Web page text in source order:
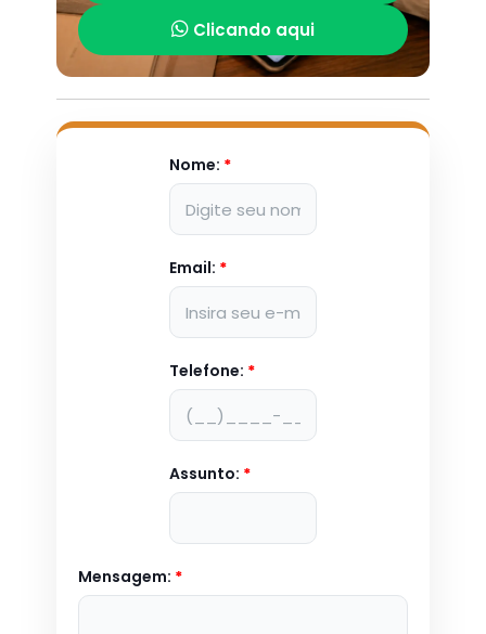
Clicando aqui
Nome: *
Email: *
Telefone: *
Assunto: *
Mensagem: *